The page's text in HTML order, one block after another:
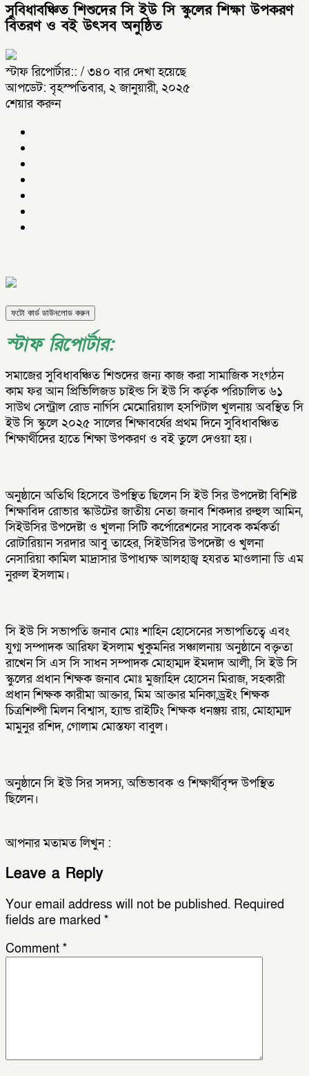
সুবিধাবঞ্চিত শিশুদের সি ইউ সি স্কুলের শিক্ষা উপকরণ
বিতরণ ও বই উৎসব অনুষ্ঠিত
স্টাফ রিপোর্টার:: / ৩৪০ বার দেখা হয়েছে
আপডেট: বৃহস্পতিবার, ২ জানুয়ারী, ২০২৫
শেয়ার করুন
ফটো কার্ড ডাউনলোড করুন
স্টাফ রিপোর্টার:
সমাজের সুবিধাবঞ্চিত শিশুদের জন্য কাজ করা সামাজিক সংগঠন
কাম ফর আন প্রিভিলিজড চাইল্ড সি ইউ সি কর্তৃক পরিচালিত ৬১
সাউথ সেন্ট্রাল রোড নার্গিস মেমোরিয়াল হসপিটাল খুলনায় অবস্থিত সি
ইউ সি স্কুলে ২০২৫ সালের শিক্ষাবর্ষের প্রথম দিনে সুবিধাবঞ্চিত
শিক্ষার্থীদের হাতে শিক্ষা উপকরণ ও বই তুলে দেওয়া হয়।
অনুষ্ঠানে অতিথি হিসেবে উপস্থিত ছিলেন সি ইউ সির উপদেষ্টা বিশিষ্ট
শিক্ষাবিদ রোভার স্কাউটের জাতীয় নেতা জনাব শিকদার রুহুল আমিন,
সিইউসির উপদেষ্টা ও খুলনা সিটি কর্পোরেশনের সাবেক কর্মকর্তা
রোটারিয়ান সরদার আবু তাহের, সিইউসির উপদেষ্টা ও খুলনা
নেসারিয়া কামিল মাদ্রাসার উপাধ্যক্ষ আলহাজ্ব হযরত মাওলানা ডি এম
নুরুল ইসলাম।
সি ইউ সি সভাপতি জনাব মোঃ শাহিন হোসেনের সভাপতিত্বে এবং
যুগ্ম সম্পাদক আরিফা ইসলাম খুকুমনির সঞ্চালনায় অনুষ্ঠানে বক্তৃতা
রাখেন সি এস সি সাধন সম্পাদক মোহাম্মদ ইমদাদ আলী, সি ইউ সি
স্কুলের প্রধান শিক্ষক জনাব মোঃ মুজাহিদ হোসেন মিরাজ, সহকারী
প্রধান শিক্ষক কারীমা আক্তার, মিম আক্তার মনিকা,ড্রইং শিক্ষক
চিত্রশিল্পী মিলন বিশ্বাস, হ্যান্ড রাইটিং শিক্ষক ধনঞ্জয় রায়, মোহাম্মদ
মামুনুর রশিদ, গোলাম মোস্তফা বাবুল।
অনুষ্ঠানে সি ইউ সির সদস্য, অভিভাবক ও শিক্ষার্থীবৃন্দ উপস্থিত
ছিলেন।
আপনার মতামত লিখুন :
Leave a Reply
Your email address will not be published. Required
fields are marked *
Comment *